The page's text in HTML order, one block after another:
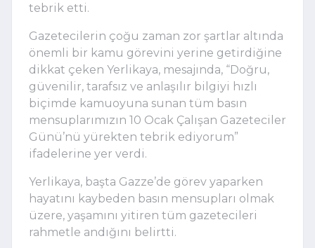
tebrik etti.
Gazetecilerin çoğu zaman zor şartlar altında
önemli bir kamu görevini yerine getirdiğine
dikkat çeken Yerlikaya, mesajında, “Doğru,
güvenilir, tarafsız ve anlaşılır bilgiyi hızlı
biçimde kamuoyuna sunan tüm basın
mensuplarımızın 10 Ocak Çalışan Gazeteciler
Günü’nü yürekten tebrik ediyorum”
ifadelerine yer verdi.
Yerlikaya, başta Gazze’de görev yaparken
hayatını kaybeden basın mensupları olmak
üzere, yaşamını yitiren tüm gazetecileri
rahmetle andığını belirtti.